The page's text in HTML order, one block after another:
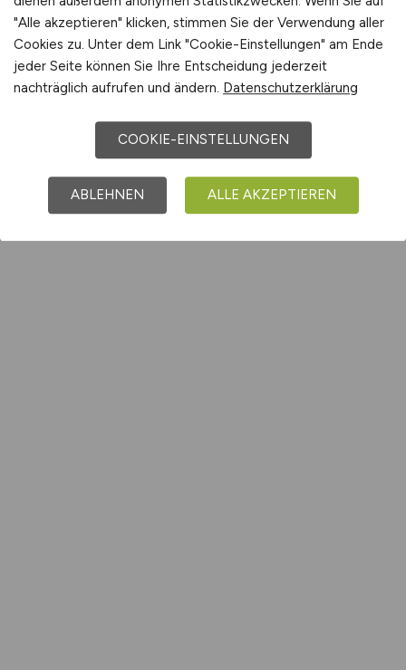
"Alle akzeptieren" klicken, stimmen Sie der Verwendung aller
Cookies zu. Unter dem Link "Cookie-Einstellungen" am Ende
jeder Seite können Sie Ihre Entscheidung jederzeit
nachträglich aufrufen und ändern. Datenschutzerklärung
COOKIE-EINSTELLUNGEN
ABLEHNEN ALLE AKZEPTIEREN